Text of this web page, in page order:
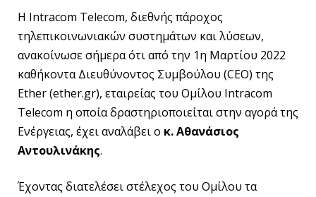
H Intracom Telecom, διεθνής πάροχος
τηλεπικοινωνιακών συστημάτων και λύσεων,
ανακοίνωσε σήμερα ότι από την 1η Μαρτίου 2022
καθήκοντα Διευθύνοντος Συμβούλου (CEO) της
Ether (ether.gr), εταιρείας του Ομίλου Intracom
Telecom η οποία δραστηριοποιείται στην αγορά της
Ενέργειας, έχει αναλάβει ο κ. Αθανάσιος
Αντουλινάκης.
Έχοντας διατελέσει στέλεχος του Ομίλου τα